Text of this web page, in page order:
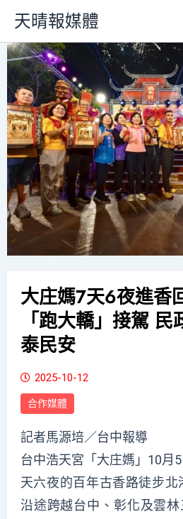
主
要
容
天晴報媒體
大庄媽7天6夜進
「跑大轎」接駕
泰民安
2025-10-12
合作媒體
記者馬源培／台中報導
台中浩天宮「大庄媽」10月
天六夜的百年古香路徒步北
沿途跨越台中、彰化及雲